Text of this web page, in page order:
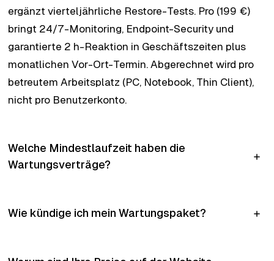
ergänzt vierteljährliche Restore-Tests. Pro (199 €)
bringt 24/7-Monitoring, Endpoint-Security und
garantierte 2 h-Reaktion in Geschäftszeiten plus
monatlichen Vor-Ort-Termin. Abgerechnet wird pro
betreutem Arbeitsplatz (PC, Notebook, Thin Client),
nicht pro Benutzerkonto.
Welche Mindestlaufzeit haben die
Wartungsverträge?
Wie kündige ich mein Wartungspaket?